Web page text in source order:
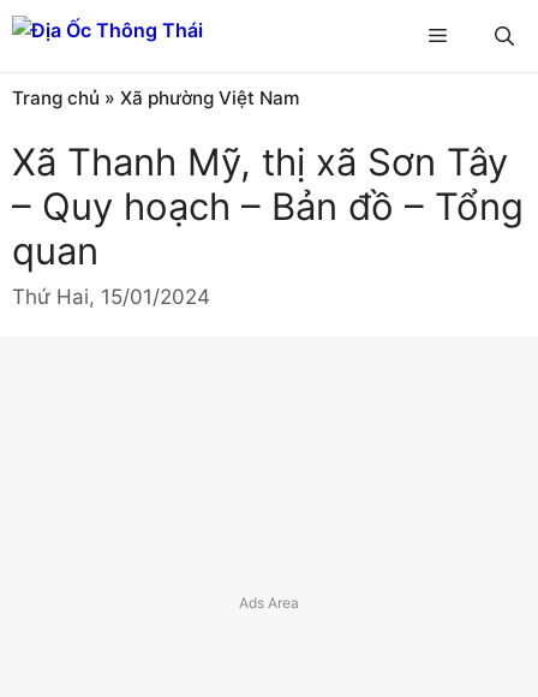
Chuyển
đến
nội
dung
Menu
Trang chủ » Xã phường Việt Nam
Xã Thanh Mỹ, thị xã Sơn Tây
– Quy hoạch – Bản đồ – Tổng
quan
Thứ Hai, 15/01/2024